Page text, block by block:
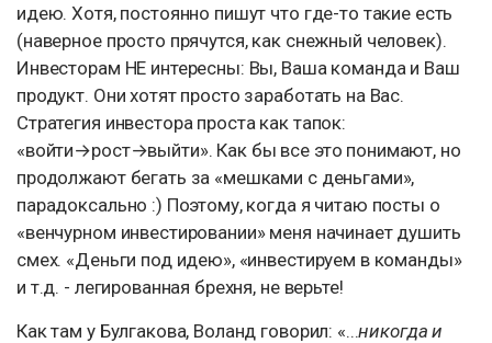
идею. Хотя, постоянно пишут что где-то такие есть
(наверное просто прячутся, как снежный человек).
Инвесторам НЕ интересны: Вы, Ваша команда и Ваш
продукт. Они хотят просто заработать на Вас.
Стратегия инвестора проста как тапок:
«войти→рост→выйти». Как бы все это понимают, но
продолжают бегать за «мешками с деньгами»,
парадоксально :) Поэтому, когда я читаю посты о
«венчурном инвестировании» меня начинает душить
смех. «Деньги под идею», «инвестируем в команды»
и т.д. - легированная брехня, не верьте!
Как там у Булгакова, Воланд говорил: «...никогда и